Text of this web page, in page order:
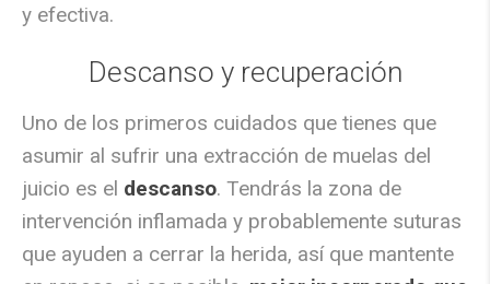
y efectiva.
Descanso y recuperación
Uno de los primeros cuidados que tienes que
asumir al sufrir una extracción de muelas del
juicio es el descanso. Tendrás la zona de
intervención inflamada y probablemente suturas
que ayuden a cerrar la herida, así que mantente